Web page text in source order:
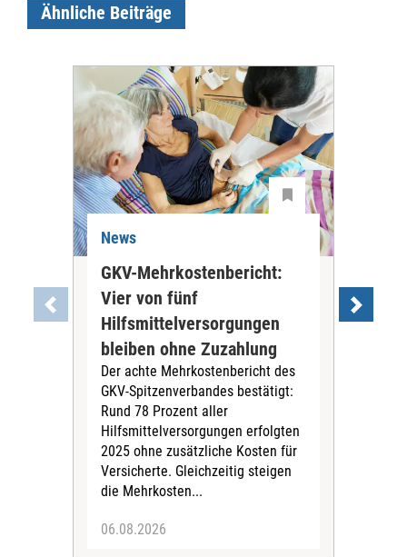
Ähnliche Beiträge
News
GKV-Mehrkostenbericht:
Vier von fünf
Hilfsmittelversorgungen
bleiben ohne Zuzahlung
Der achte Mehrkostenbericht des
GKV-Spitzenverbandes bestätigt:
Rund 78 Prozent aller
Hilfsmittelversorgungen erfolgten
2025 ohne zusätzliche Kosten für
Versicherte. Gleichzeitig steigen
die Mehrkosten...
06.08.2026